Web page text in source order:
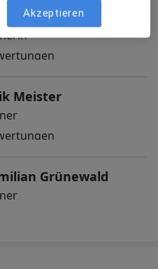
Falk
Meister
Grünewald
Akzeptieren